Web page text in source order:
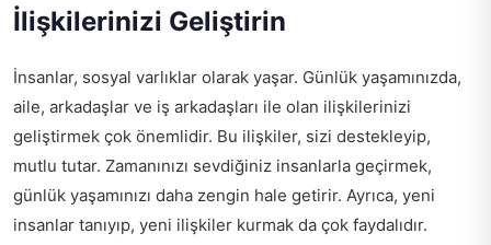
İlişkilerinizi Geliştirin
İnsanlar, sosyal varlıklar olarak yaşar. Günlük yaşamınızda,
aile, arkadaşlar ve iş arkadaşları ile olan ilişkilerinizi
geliştirmek çok önemlidir. Bu ilişkiler, sizi destekleyip,
mutlu tutar. Zamanınızı sevdiğiniz insanlarla geçirmek,
günlük yaşamınızı daha zengin hale getirir. Ayrıca, yeni
insanlar tanıyıp, yeni ilişkiler kurmak da çok faydalıdır.